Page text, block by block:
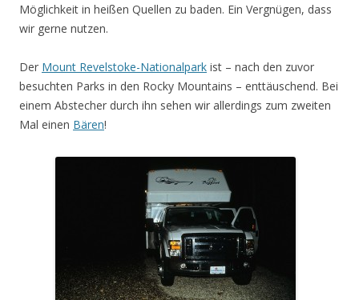
Möglichkeit in heißen Quellen zu baden. Ein Vergnügen, dass
wir gerne nutzen.
Der Mount Revelstoke-Nationalpark ist – nach den zuvor
besuchten Parks in den Rocky Mountains – enttäuschend. Bei
einem Abstecher durch ihn sehen wir allerdings zum zweiten
Mal einen Bären!